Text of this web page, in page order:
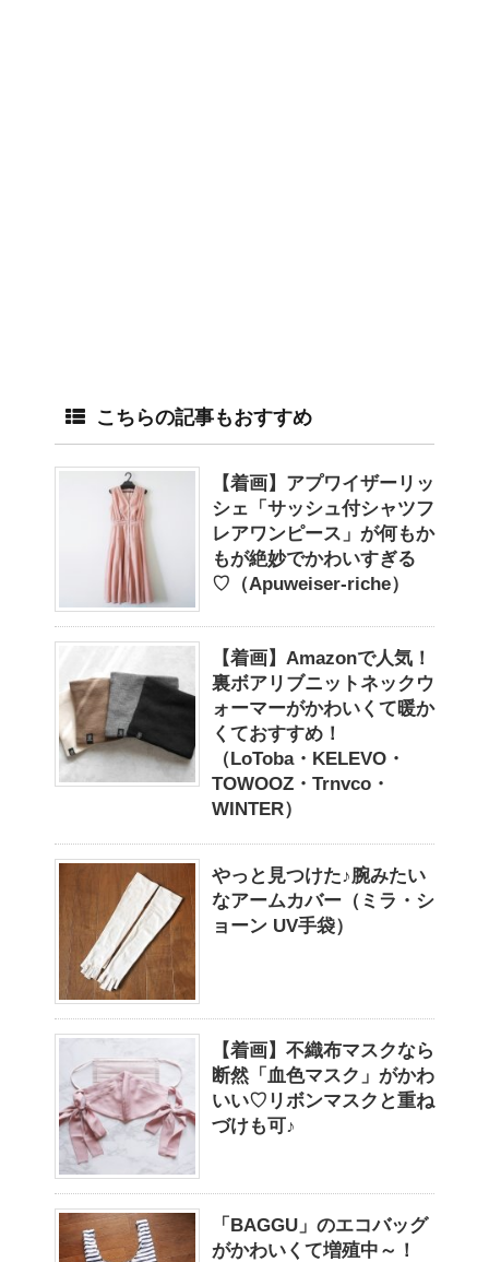
こちらの記事もおすすめ
【着画】アプワイザーリッ
シェ「サッシュ付シャツフ
レアワンピース」が何もか
もが絶妙でかわいすぎる
♡（Apuweiser-riche）
【着画】Amazonで人気！
裏ボアリブニットネックウ
ォーマーがかわいくて暖か
くておすすめ！
（LoToba・KELEVO・
TOWOOZ・Trnvco・
WINTER）
やっと見つけた♪腕みたい
なアームカバー（ミラ・シ
ョーン UV手袋）
【着画】不織布マスクなら
断然「血色マスク」がかわ
いい♡リボンマスクと重ね
づけも可♪
「BAGGU」のエコバッグ
がかわいくて増殖中～！